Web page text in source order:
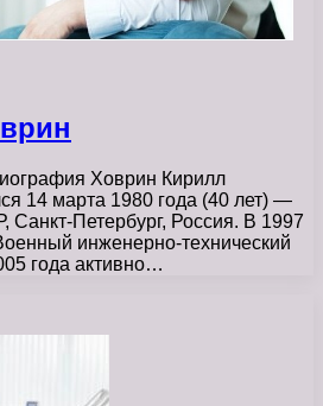
Ховрин Кирилл
14 марта 1980 года (40 лет) —
Петербург, Россия. В 1997
инженерно-технический
года активно…